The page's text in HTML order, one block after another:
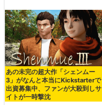
あの未完の超大作「シェンムー
3」がなんと本当にKickstarterで
出資募集中、ファンが大殺到しサ
イトが一時撃沈